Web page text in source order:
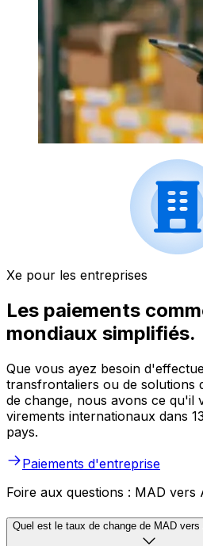
Xe pour les entreprises
Les paiements
mondiaux simplifiés.
Que vous ayez besoin
transfrontaliers ou de solutions
de change, nous avons ce qu'il
virements internationaux dans
pays.
Paiements d'entreprise
Foire aux questions : MAD vers
Quel est le taux de change de MAD vers